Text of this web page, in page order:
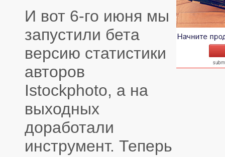
И вот 6-го июня мы
запустили бета
версию статистики
авторов
Istockphoto, а на
выходных
доработали
инструмент. Теперь